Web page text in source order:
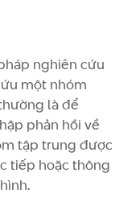
nghiên cứu
một nhóm
là để
phản hồi về
tập trung được
tiếp hoặc thông